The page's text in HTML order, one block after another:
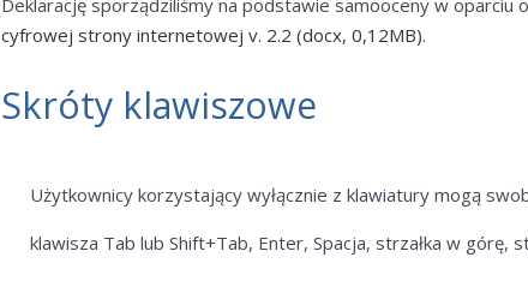
Deklarację sporządziliśmy na podstawie samooceny w oparciu o
cyfrowej strony internetowej v. 2.2 (docx, 0,12MB).
Skróty klawiszowe
Użytkownicy korzystający wyłącznie z klawiatury mogą
klawisza Tab lub Shift+Tab, Enter, Spacja, strzałka w górę,